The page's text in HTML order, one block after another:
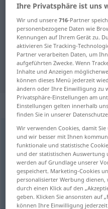
Deutsch-Türkisch
Deutsch-
"einwenden"
"einwenden"
„einwenden“
einwendenv/t <irr;-ge-;h.>
Übersicht aller
(Für mehr Details die
… diye itiraz etmek
Ihre Privatsphäre ist uns
Wir und unsere716-Partner
personenbezogene Daten wie
Kennungen auf Ihrem Gerät zu.
aktivieren Sie Tracking-
Partner verarbeiten Daten, um
aufgeführten Zwecke. Wenn
Inhalte und Anzeigen
können dieses Menü jederzeit
ändern oder Ihre Einwilligung zu
Privatsphäre-Einstellungen am
Einstellungen gelten innerhalb
finden Sie in unserer
Wir verwenden Cookies, damit
und wir besser mit Ihnen
funktionale und statistische
und der statistischen
werden auf Grundlage unserer
gespeichert. Marketing-Cookies
personalisierter Werbung
durch einen Klick auf den
geben. Klicken Sie ansonsten auf
können Ihre Einwilligung